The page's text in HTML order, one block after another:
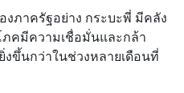
ภาครัฐอย่าง กระบะพี่ มีคลัง
คมีความเชื่อมั่นและกล้า
ขึ้นกว่าในช่วงหลายเดือนที่